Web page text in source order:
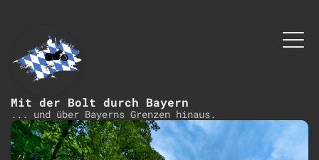
Mit der Bolt durch Bayern
... und über Bayerns Grenzen hinaus.